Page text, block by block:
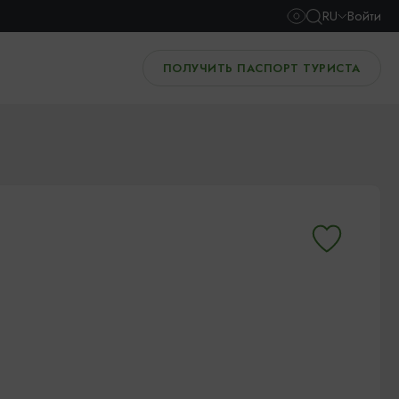
RU Войти
ПОЛУЧИТЬ ПАСПОРТ ТУРИСТА